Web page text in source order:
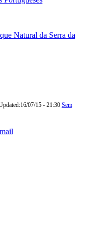
Natural da Serra da
16/07/15 - 21:30 Sem